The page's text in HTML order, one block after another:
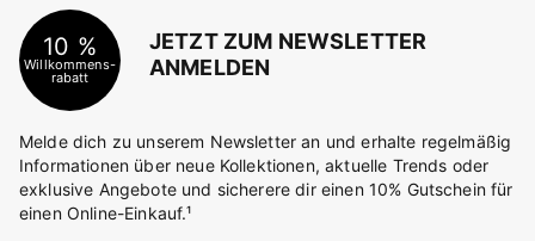
10 %
Willkommens-
rabatt
JETZT ZUM NEWSLETTER
ANMELDEN
Melde dich zu unserem Newsletter an und erhalte regelmäßig
Informationen über neue Kollektionen, aktuelle Trends oder
exklusive Angebote und sicherere dir einen 10% Gutschein für
einen Online-Einkauf.¹